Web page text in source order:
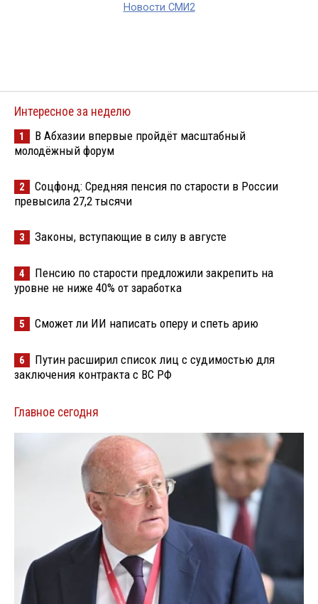
Новости СМИ2
Интересное за неделю
1
В Абхазии впервые пройдёт масштабный
молодёжный форум
2
Соцфонд: Средняя пенсия по старости в России
превысила 27,2 тысячи
3 Законы, вступающие в силу в августе
4
Пенсию по старости предложили закрепить на
уровне не ниже 40% от заработка
5 Сможет ли ИИ написать оперу и спеть арию
6
Путин расширил список лиц с судимостью для
заключения контракта с ВС РФ
Главное сегодня